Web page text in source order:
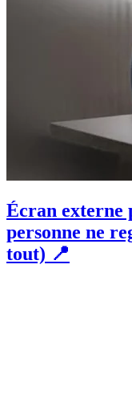
Écran externe
personne ne
tout) 📍